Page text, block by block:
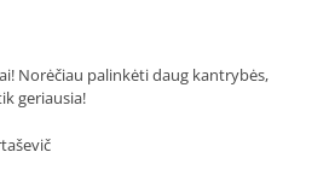
Norėčiau palinkėti daug kantrybės,
geriausia!